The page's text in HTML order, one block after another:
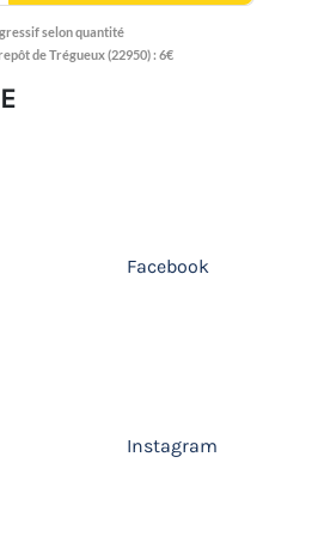
selon quantité
de Trégueux (22950) : 6€
Facebook
Instagram